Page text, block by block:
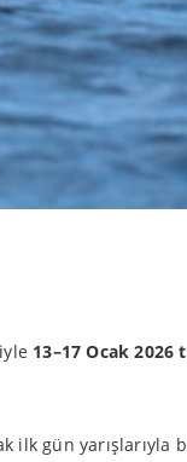
13–17 Ocak 2026
ilk gün yarışlarıyla